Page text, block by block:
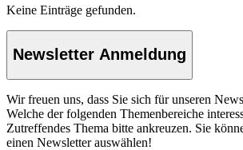
Keine Einträge gefunden.
Newsletter Anmeldung
Wir freuen uns, dass Sie sich für unseren
Welche der folgenden Themenbereiche
Zutreffendes Thema bitte ankreuzen. Sie
einen Newsletter auswählen!